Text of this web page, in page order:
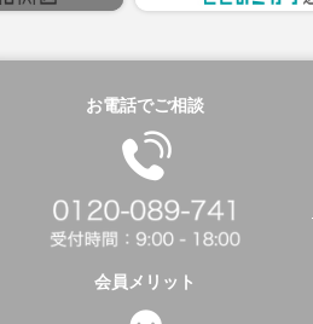
お電話でご相談
会員メリット